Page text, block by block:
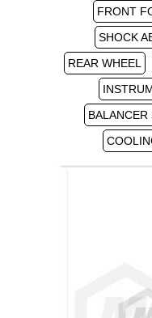
FRONT
SHOCK
REAR WHEEL
BALANCER